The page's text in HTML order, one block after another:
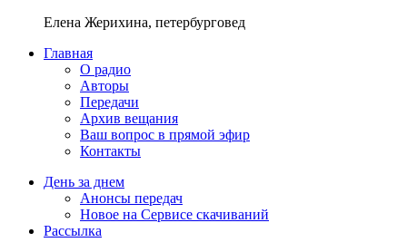
Елена Жерихина, петербурговед
Главная
О радио
Авторы
Передачи
Архив вещания
Ваш вопрос в прямой эфир
Контакты
День за днем
Анонсы передач
Новое на Сервисе скачиваний
Рассылка